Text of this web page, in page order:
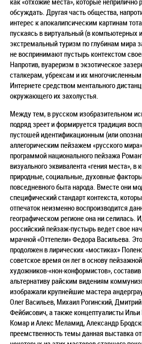
обсуждать. Другая часть общества,
интерес к апокалипсическим картинам
пускаясь в виртуальный (в компьютерных
экстремальный туризм по глубинам мира
не воспринимают пустырь контекстом
Напротив, вуареризм в экзотическое
сталкерам, убрексам и их
Интернете средством ментального
окружающего их захолустья.
Между тем, в русском изобразительном
подряд зреет и формируется традиция
пустошей идентификационным (или
аллегорическим пейзажем «русского
программой национального пейзажа
визуального эквивалента «гения места»,
природные, социальные, духовные
повседневного быта народа. Вместе они
специфический стандарт контекста,
отпечаток неизменно воспроизводится
географическом регионе она ни селилась.
российский пейзаж-пустырь ведет свое
мрачной «Оттепели» Федора Васильева.
продолжен в лирических «мостиках»
советское время он лег в основу
художников-«нон-конформистов»,
альтернативу райским видениям
изображали крупнейшие мастера
Олег Васильев, Михаил Рогинский,
Фейбисович, а также концептуалисты Ильи
Комар и Алекс Меламид, Александр
преемственность темы данная выставка